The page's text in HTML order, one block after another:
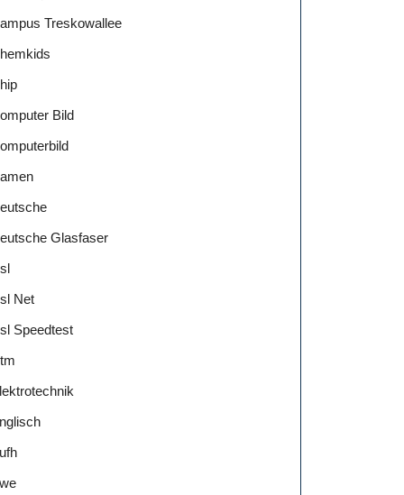
Treskowallee
Bild
Glasfaser
Net
Speedtest